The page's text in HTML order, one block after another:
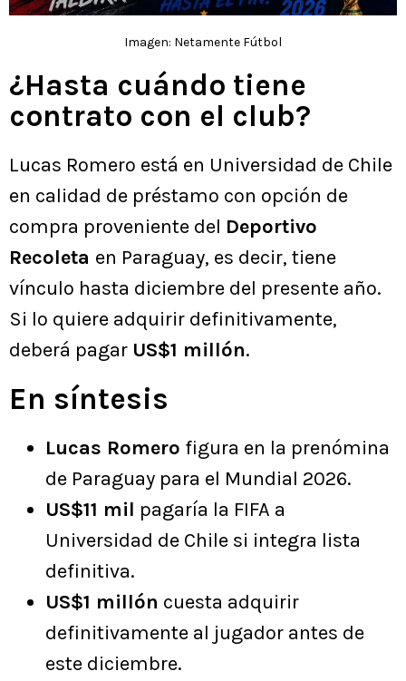
Imagen: Netamente Fútbol
¿Hasta cuándo tiene
contrato con el club?
Lucas Romero está en Universidad de Chile
en calidad de préstamo con opción de
compra proveniente del Deportivo
Recoleta en Paraguay, es decir, tiene
vínculo hasta diciembre del presente año.
Si lo quiere adquirir definitivamente,
deberá pagar US$1 millón.
En síntesis
Lucas Romero figura en la prenómina
de Paraguay para el Mundial 2026.
US$11 mil pagaría la FIFA a
Universidad de Chile si integra lista
definitiva.
US$1 millón cuesta adquirir
definitivamente al jugador antes de
este diciembre.